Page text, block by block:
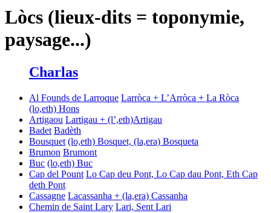
Lòcs (lieux-dits = toponymie,
paysage...)
Charlas
Al Founds de Larroque Larròca + L’Arròca + La Ròca
(lo,eth) Hons
Artigaou Lartigau + (l’,eth)Artigau
Badet Badèth
Bousquet (lo,eth) Bosquet, (la,era) Bosqueta
Brumon Brumont
Buc (lo,eth) Buc
Cap del Pount Lo Cap deu Pont, Lo Cap dau Pont, Eth Cap
deth Pont
Cassagne Lacassanha + (la,era) Cassanha
Chemin de Saint Lary Lari, Sent Lari